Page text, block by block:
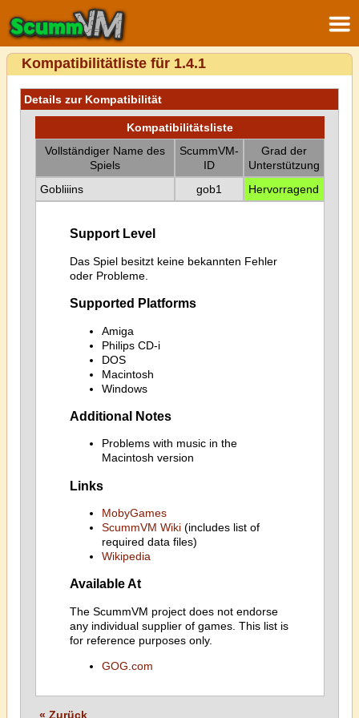
Kompatibilitätliste für 1.4.1
Details zur Kompatibilität
Kompatibilitätsliste
Vollständiger Name des
Spiels
ScummVM-
ID
Grad der
Unterstützung
Gobliiins
gob1 Hervorragend
Support Level
Das Spiel besitzt keine bekannten Fehler
oder Probleme.
Supported Platforms
Amiga
Philips CD-i
DOS
Macintosh
Windows
Additional Notes
Problems with music in the
Macintosh version
Links
MobyGames
ScummVM Wiki(includes list of
required data files)
Wikipedia
Available At
The ScummVM project does not endorse
any individual supplier of games. This list is
for reference purposes only.
GOG.com
« Zurück